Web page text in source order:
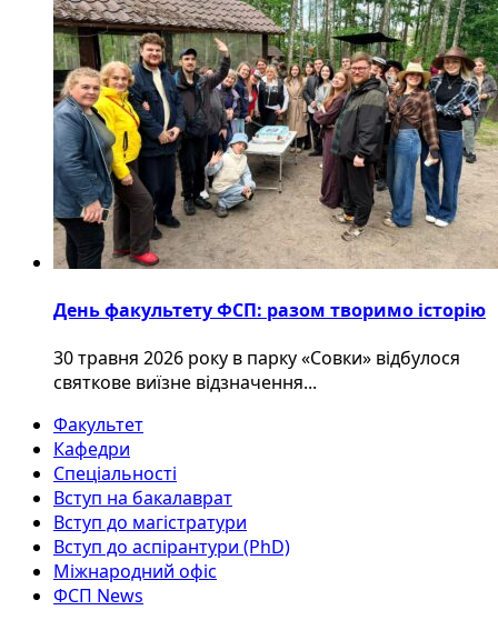
День факультету ФСП: разом творимо історію
30 травня 2026 року в парку «Совки» відбулося
святкове виїзне відзначення...
Факультет
Кафедри
Спеціальності
Вступ на бакалаврат
Вступ до магістратури
Вступ до аспірантури (PhD)
Міжнародний офіс
ФСП News